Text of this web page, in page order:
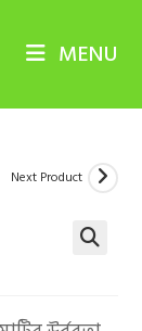
MENU
Next Product